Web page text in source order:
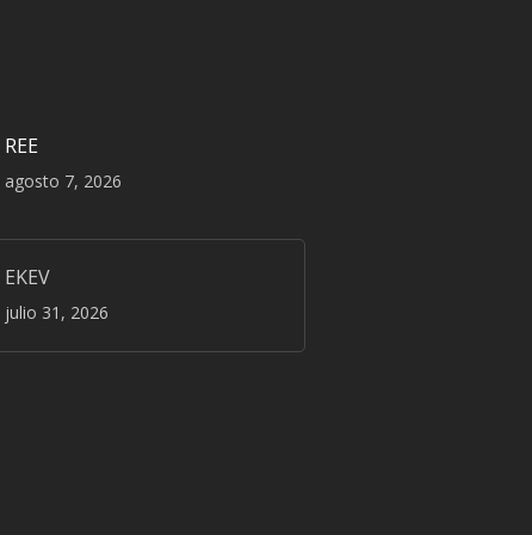
REE
agosto 7, 2026
EKEV
julio 31, 2026